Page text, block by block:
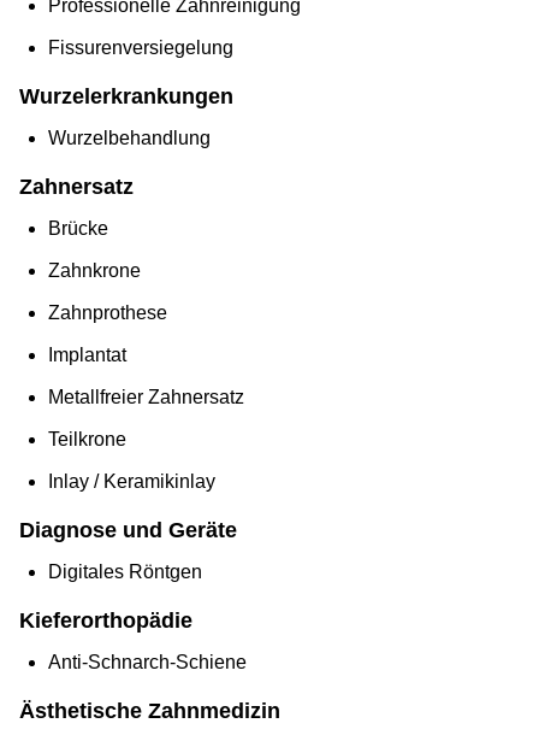
Professionelle Zahnreinigung
Fissurenversiegelung
Wurzelerkrankungen
Wurzelbehandlung
Zahnersatz
Brücke
Zahnkrone
Zahnprothese
Implantat
Metallfreier Zahnersatz
Teilkrone
Inlay / Keramikinlay
Diagnose und Geräte
Digitales Röntgen
Kieferorthopädie
Anti-Schnarch-Schiene
Ästhetische Zahnmedizin